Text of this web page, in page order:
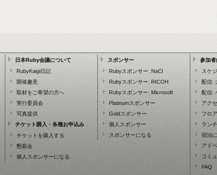
日本Ruby会議について
RubyKaigi日記
開催趣意
取材をご希望の方へ
実行委員会
写真提供
チケット購入・各種お申込み
チケットを購入する
懇親会
個人スポンサーになる
スポンサー
Rubyスポンサー: NaCl
Rubyスポンサー: RICOH
Rubyスポンサー: Microsoft
Platinumスポンサー
Goldスポンサー
個人スポンサー
スポンサーになる
参加
スケ
配信:
配信:
アク
フロ
ラン
宿泊
アド
コミ
FAQ